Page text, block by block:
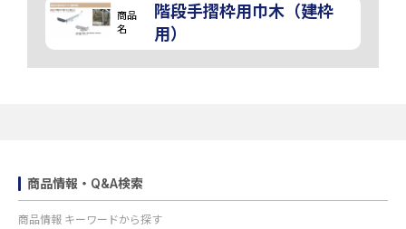
商品
名
階段手摺枠用巾木（建枠
用）
商品情報・Q&A検索
商品情報 キーワードから探す